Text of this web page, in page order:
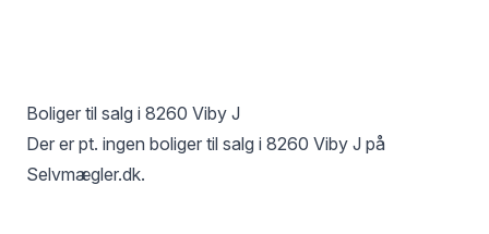
Boliger til salg i 8260 Viby J
Der er pt. ingen boliger til salg i 8260 Viby J på
Selvmægler.dk.